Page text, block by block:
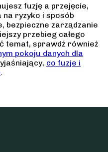
fuzję a przejęcie,
ryzyko i sposób
bezpieczne zarządzanie
przebieg całego
temat, sprawdź również
pokoju danych dla
co fuzje i
.